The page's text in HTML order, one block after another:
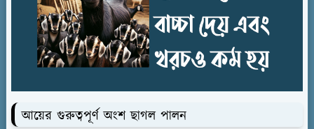
আয়ের গুরুত্বপূর্ণ অংশ ছাগল পালন